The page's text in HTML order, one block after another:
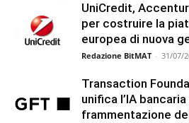
UniCredit,
per costruire la
europea di nuova
Redazione BitMAT - 31/07/
Transaction
unifica l’IA
frammentazione